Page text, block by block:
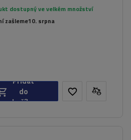
dostupný ve velkém množství
zašleme10. srpna
Přidat
do
košíku